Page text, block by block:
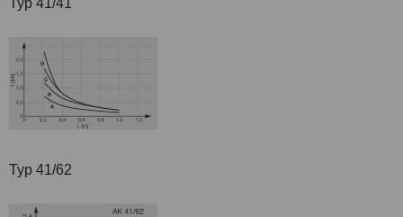
Typ 41/62